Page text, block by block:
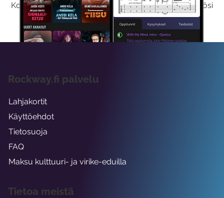
Kokeilemalla ilmaiseksi saat koko sisältömme käyttöösi
viikon ajaksi.
Rockway.fi palvelu
Lahjakortit
Käyttöehdot
Tietosuoja
FAQ
Maksu kulttuuri- ja virike-eduilla
Tietoa meistä